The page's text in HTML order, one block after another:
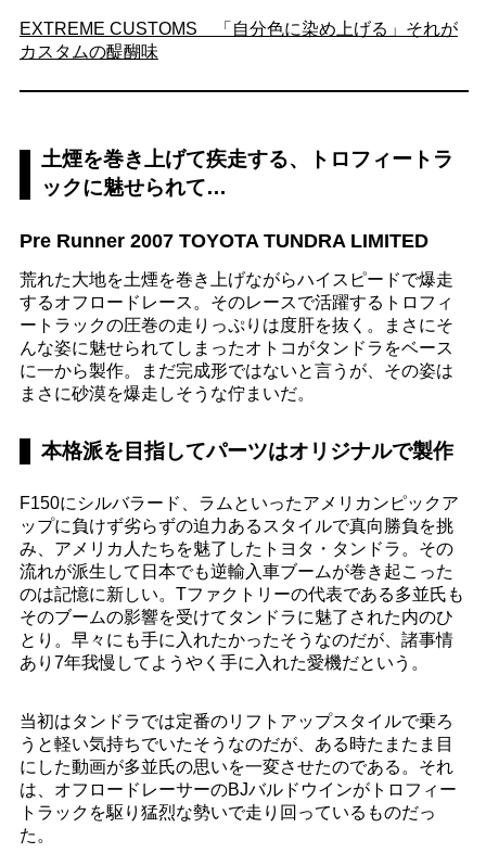
EXTREME CUSTOMS 「自分色に染め上げる」それが
カスタムの醍醐味
土煙を巻き上げて疾走する、トロフィートラ
ックに魅せられて…
Pre Runner 2007 TOYOTA TUNDRA LIMITED
荒れた大地を土煙を巻き上げながらハイスピードで爆走
するオフロードレース。そのレースで活躍するトロフィ
ートラックの圧巻の走りっぷりは度肝を抜く。まさにそ
んな姿に魅せられてしまったオトコがタンドラをベース
に一から製作。まだ完成形ではないと言うが、その姿は
まさに砂漠を爆走しそうな佇まいだ。
本格派を目指してパーツはオリジナルで製作
F150にシルバラード、ラムといったアメリカンピックア
ップに負けず劣らずの迫力あるスタイルで真向勝負を挑
み、アメリカ人たちを魅了したトヨタ・タンドラ。その
流れが派生して日本でも逆輸入車ブームが巻き起こった
のは記憶に新しい。Tファクトリーの代表である多並氏も
そのブームの影響を受けてタンドラに魅了された内のひ
とり。早々にも手に入れたかったそうなのだが、諸事情
あり7年我慢してようやく手に入れた愛機だという。
当初はタンドラでは定番のリフトアップスタイルで乗ろ
うと軽い気持ちでいたそうなのだが、ある時たまたま目
にした動画が多並氏の思いを一変させたのである。それ
は、オフロードレーサーのBJバルドウインがトロフィー
トラックを駆り猛烈な勢いで走り回っているものだっ
た。